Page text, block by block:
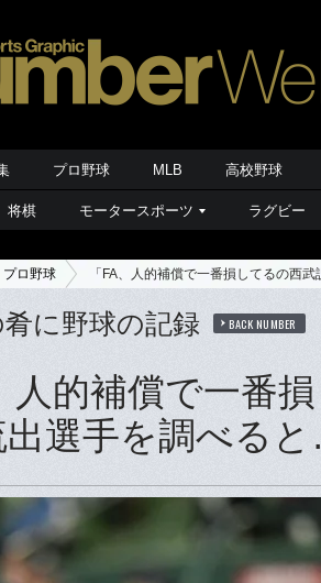
プロ野球 MLB 高校野球
将棋 モータースポーツ ラグビー
プロ野球 「FA、人的補償で一番損してるの
に野球の記録 BACK NUMBER
人的補償で一
出選手を調べる